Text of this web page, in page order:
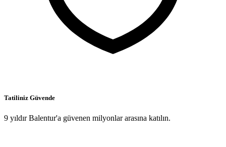
Tatiliniz Güvende
9 yıldır Balentur'a güvenen milyonlar arasına katılın.